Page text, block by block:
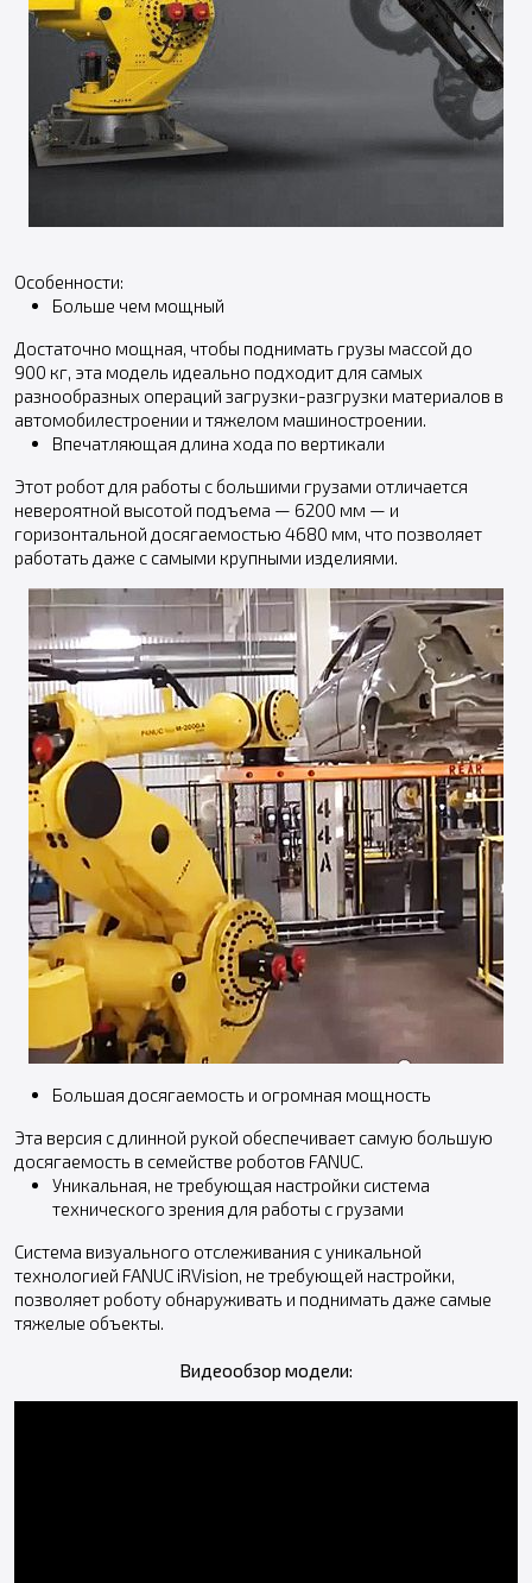
Особенности:
Больше чем мощный
Достаточно мощная, чтобы поднимать грузы массой до
900 кг, эта модель идеально подходит для самых
разнообразных операций загрузки-разгрузки материалов в
автомобилестроении и тяжелом машиностроении.
Впечатляющая длина хода по вертикали
Этот робот для работы с большими грузами отличается
невероятной высотой подъема — 6200 мм — и
горизонтальной досягаемостью 4680 мм, что позволяет
работать даже с самыми крупными изделиями.
Большая досягаемость и огромная мощность
Эта версия с длинной рукой обеспечивает самую большую
досягаемость в семействе роботов FANUC.
Уникальная, не требующая настройки система
технического зрения для работы с грузами
Система визуального отслеживания с уникальной
технологией FANUC iRVision, не требующей настройки,
позволяет роботу обнаруживать и поднимать даже самые
тяжелые объекты.
Видеообзор модели: